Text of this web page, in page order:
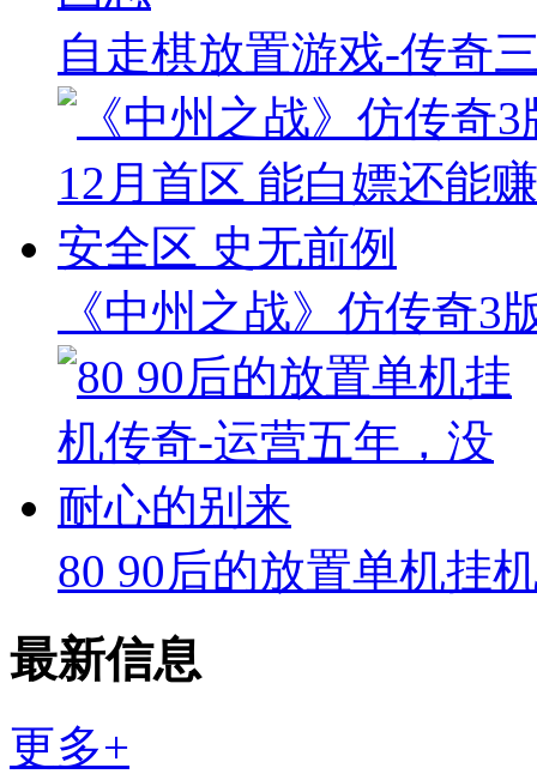
自走棋放置游戏-传奇
《中州之战》仿传奇3
80 90后的放置单机挂
最新信息
更多+